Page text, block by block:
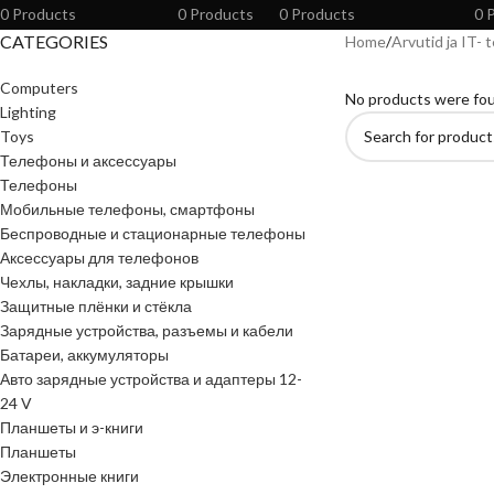
0 Products 0 Products 0 Products 0
CATEGORIES
Computers
Lighting
Toys
Телефоны и аксессуары
Телефоны
Мобильные телефоны, смартфоны
Беспроводные и стационарные телефоны
Аксессуары для телефонов
Чехлы, накладки, задние крышки
Защитные плёнки и стёкла
Зарядные устройства, разъемы и кабели
Батареи, аккумуляторы
Авто зарядные устройства и адаптеры 12-
24 V
Планшеты и э-книги
Планшеты
Электронные книги
Home Arvutid ja IT-
No products were